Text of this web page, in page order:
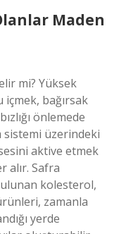
Maden
mi? Yüksek
bağırsak
önlemede
üzerindeki
aktive etmek
alır. Safra
kolesterol,
zamanla
yerde